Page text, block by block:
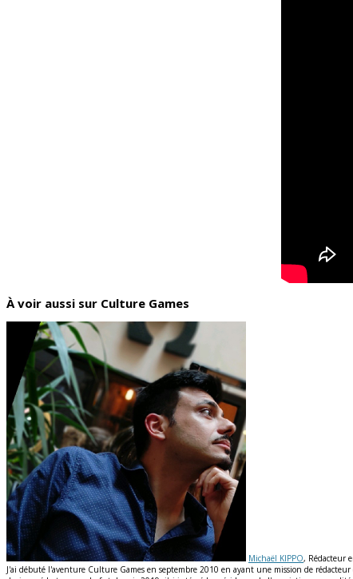
À voir aussi sur Culture Games
Michaël KIPPO, Rédacteur
J'ai débuté l'aventure Culture Games en septembre 2010 en ayant une mission de